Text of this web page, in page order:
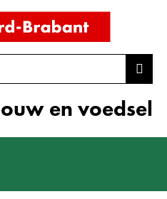
Ga
de
inhoud
en voedsel